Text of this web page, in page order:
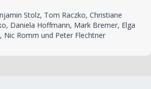
Stolz, Tom Raczko, Christiane
Daniela Hoffmann, Mark Bremer, Elga
Nic Romm und Peter Flechtner